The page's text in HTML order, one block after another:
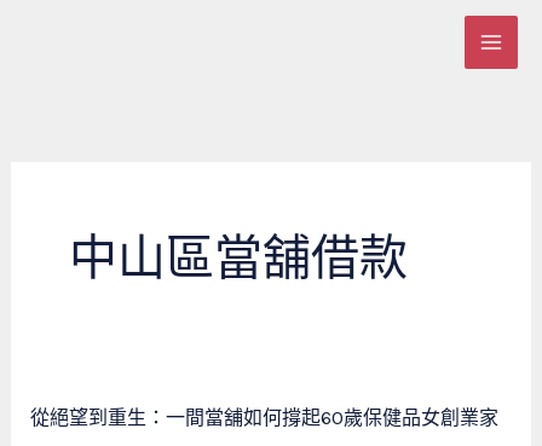
中山區當舖借款
從絕望到重生：一間當舖如何撐起60歲保健品女創業家
從
絕